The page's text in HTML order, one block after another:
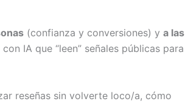
(confianza y conversiones) y a las
IA que “leen” señales públicas para
reseñas sin volverte loco/a, cómo